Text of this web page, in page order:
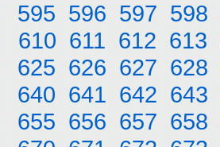
595 596 597 598
610 611 612 613
625 626 627 628
640 641 642 643
655 656 657 658